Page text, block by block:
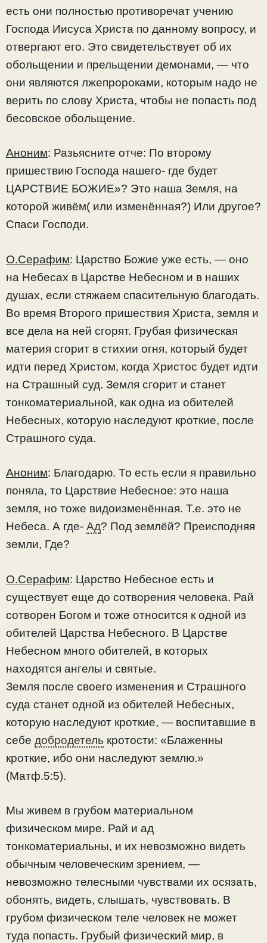
есть они полностью противоречат учению
Господа Иисуса Христа по данному вопросу, и
отвергают его. Это свидетельствует об их
обольщении и прельщении демонами, — что
они являются лжепророками, которым надо не
верить по слову Христа, чтобы не попасть под
бесовское обольщение.
Аноним: Разьясните отче: По второму
пришествию Господа нашего- где будет
ЦАРСТВИЕ БОЖИЕ»? Это наша Земля, на
которой живём( или изменённая?) Или другое?
Спаси Господи.
О.Серафим: Царство Божие уже есть, — оно
на Небесах в Царстве Небесном и в наших
душах, если стяжаем спасительную благодать.
Во время Второго пришествия Христа, земля и
все дела на ней сгорят. Грубая физическая
материя сгорит в стихии огня, который будет
идти перед Христом, когда Христос будет идти
на Страшный суд. Земля сгорит и станет
тонкоматериальной, как одна из обителей
Небесных, которую наследуют кроткие, после
Страшного суда.
Аноним: Благодарю. То есть если я правильно
поняла, то Царствие Небесное: это наша
земля, но тоже видоизменённая. Т.е. это не
Небеса. А где- Ад? Под землёй? Преисподняя
земли, Где?
О.Серафим: Царство Небесное есть и
существует еще до сотворения человека. Рай
сотворен Богом и тоже относится к одной из
обителей Царства Небесного. В Царстве
Небесном много обителей, в которых
находятся ангелы и святые.
Земля после своего изменения и Страшного
суда станет одной из обителей Небесных,
которую наследуют кроткие, — воспитавшие в
себе добродетель кротости: «Блаженны
кроткие, ибо они наследуют землю.»
(Матф.5:5).
Мы живем в грубом материальном
физическом мире. Рай и ад
тонкоматериальны, и их невозможно видеть
обычным человеческим зрением, —
невозможно телесными чувствами их осязать,
обонять, видеть, слышать, чувствовать. В
грубом физическом теле человек не может
туда попасть. Грубый физический мир, в